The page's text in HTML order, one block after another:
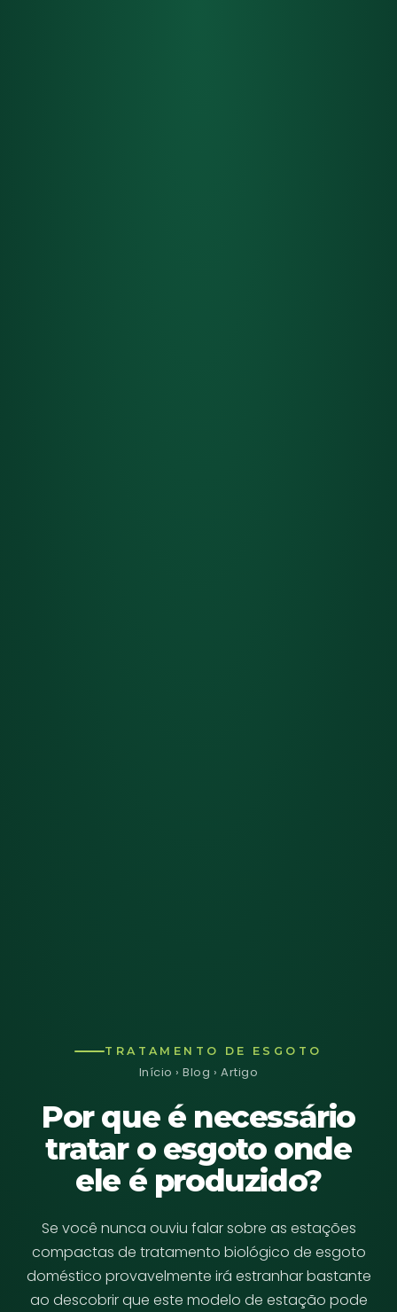
TRATAMENTO DE ESGOTO
Início ›Blog › Artigo
Por que é necessário
tratar o esgoto onde
ele é produzido?
Se você nunca ouviu falar sobre as estações
compactas de tratamento biológico de esgoto
doméstico provavelmente irá estranhar bastante
ao descobrir que este modelo de estação pode